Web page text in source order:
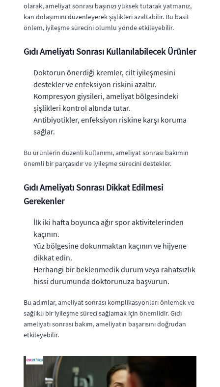
olarak, ameliyat sonrası başınızı yüksek tutarak yatmanız,
kan dolaşımını düzenleyerek şişlikleri azaltabilir. Bu basit
önlem, iyileşme sürecini olumlu yönde etkileyebilir.
Gıdı Ameliyatı Sonrası Kullanılabilecek Ürünler
Doktorun önerdiği kremler, cilt iyileşmesini
destekler ve enfeksiyon riskini azaltır.
Kompresyon giysileri, ameliyat bölgesindeki
şişlikleri kontrol altında tutar.
Antibiyotikler, enfeksiyon riskine karşı koruma
sağlar.
Bu ürünlerin düzenli kullanımı, ameliyat sonrası bakımın
önemli bir parçasıdır ve iyileşme sürecini destekler.
Gıdı Ameliyatı Sonrası Dikkat Edilmesi
Gerekenler
İlk iki hafta boyunca ağır spor aktivitelerinden
kaçının.
Yüz bölgesine dokunmaktan kaçının ve hijyene
dikkat edin.
Herhangi bir beklenmedik durum veya rahatsızlık
hissi durumunda doktorunuza başvurun.
Bu adımlar, ameliyat sonrası komplikasyonları önlemek ve
sağlıklı bir iyileşme süreci sağlamak için önemlidir. Gıdı
ameliyatı sonrası bakım, ameliyatın başarısını doğrudan
etkileyebilir.